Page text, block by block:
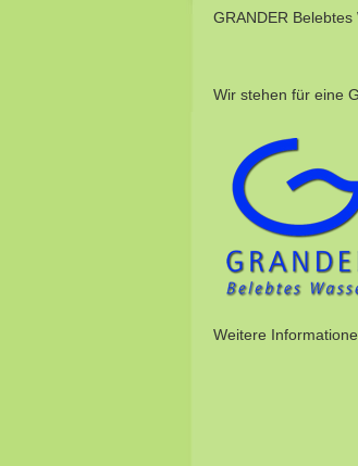
GRANDER Belebtes
Wir stehen für eine
Weitere